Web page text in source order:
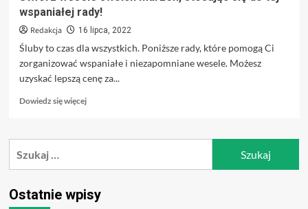
wspaniałej rady!
Redakcja 16 lipca, 2022
Śluby to czas dla wszystkich. Poniższe rady, które pomogą Ci
zorganizować wspaniałe i niezapomniane wesele. Możesz
uzyskać lepszą cenę za...
Dowiedz się więcejDowiedz
o
marzeń,
stosując
Ostatnie wpisy